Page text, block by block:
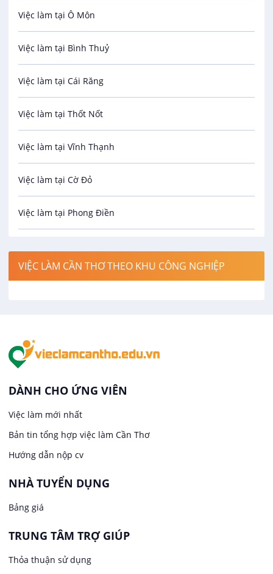
An toàn lao động
Bảo hiểm
Biên phiên dịch
Bưu chính viễn thông
Cơ khí
Công nghệ sinh học
Công nghệ thực phẩm
Điện / Điện tử / Điện lạnh
Hàng hải / Hàng không
In ấn / Xuất bản
Kế toán
Lái xe
Lao Động Phổ Thông
Lễ tân
May mặc
Việc làm tại Ô Môn
Việc làm tại Bình Thuỷ
Việc làm tại Cái Răng
Việc làm tại Thốt Nốt
Việc làm tại Vĩnh Thạnh
Việc làm tại Cờ Đỏ
Việc làm tại Phong Điền
Việc làm tại Cái Khế
Việc làm tại An Bình
Việc làm tại Long Tuyền
Việc làm tại Hưng Phú
Việc làm tại Phước Thới
Việc làm tại Thới Long
Việc làm tại Trung Nhất
VIỆC LÀM CẦN THƠ THEO KHU CÔNG NGHIỆP
DÀNH CHO ỨNG VIÊN
Việc làm mới nhất
Bản tin tổng hợp việc làm Cần Thơ
Hướng dẫn nộp cv
NHÀ TUYỂN DỤNG
Bảng giá
TRUNG TÂM TRỢ GIÚP
Thỏa thuận sử dụng